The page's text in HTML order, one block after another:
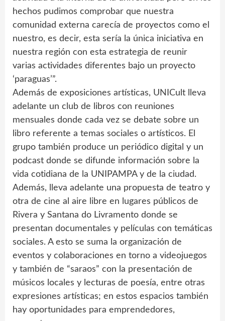
hechos pudimos comprobar que nuestra
comunidad externa carecía de proyectos como el
nuestro, es decir, esta sería la única iniciativa en
nuestra región con esta estrategia de reunir
varias actividades diferentes bajo un proyecto
‘paraguas’”.
Además de exposiciones artísticas, UNICult lleva
adelante un club de libros con reuniones
mensuales donde cada vez se debate sobre un
libro referente a temas sociales o artísticos. El
grupo también produce un periódico digital y un
podcast donde se difunde información sobre la
vida cotidiana de la UNIPAMPA y de la ciudad.
Además, lleva adelante una propuesta de teatro y
otra de cine al aire libre en lugares públicos de
Rivera y Santana do Livramento donde se
presentan documentales y películas con temáticas
sociales. A esto se suma la organización de
eventos y colaboraciones en torno a videojuegos
y también de “saraos” con la presentación de
músicos locales y lecturas de poesía, entre otras
expresiones artísticas; en estos espacios también
hay oportunidades para emprendedores,